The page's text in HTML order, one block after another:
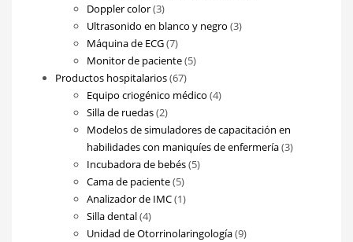
Doppler color 33
productos
Ultrasonido en blanco y negro 33
Máquina de ECG 77
productos
Monitor de paciente 55
Productos hospitalarios 6767
productos
Equipo criogénico médico 44
Silla de ruedas 22
productos
Modelos de simuladores de capacitación en
habilidades con maniquíes de enfermería 33
Incubadora de bebés 55
Cama de paciente 55
productos
Analizador de IMC 11
Silla dental 44
productos
Unidad de Otorrinolaringología 99